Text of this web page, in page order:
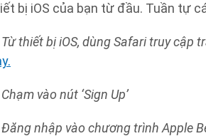
bị iOS của bạn từ đầu. Tuần tự
Từ thiết bị iOS, dùng Safari truy cập
vào nút ‘Sign Up’
nhập vào chương trình Apple